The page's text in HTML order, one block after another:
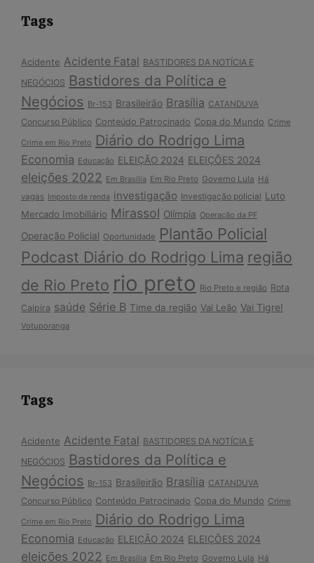
Tags
Acidente Acidente Fatal BASTIDORES DA NOTÍCIA E
NEGÓCIOS Bastidores da Política e
Negócios Br-153 Brasileirão Brasília CATANDUVA
Concurso Público Conteúdo Patrocinado Copa do Mundo Crime
Crime em Rio Preto Diário do Rodrigo Lima
Economia Educação ELEIÇÃO 2024 ELEIÇÕES 2024
eleições 2022 Em Brasília Em Rio Preto Governo Lula Há
vagas Imposto de renda investigação Investigação policial Luto
Mercado Imobiliário Mirassol Olímpia Operação da PF
Operação Policial Oportunidade Plantão Policial
Podcast Diário do Rodrigo Lima região
de Rio Preto rio preto Rio Preto e região Rota
Caipira saúde Série B Time da região Vai Leão Vai Tigre!
Votuporanga
Tags
Acidente Acidente Fatal BASTIDORES DA NOTÍCIA E
NEGÓCIOS Bastidores da Política e
Negócios Br-153 Brasileirão Brasília CATANDUVA
Concurso Público Conteúdo Patrocinado Copa do Mundo Crime
Crime em Rio Preto Diário do Rodrigo Lima
Economia Educação ELEIÇÃO 2024 ELEIÇÕES 2024
eleições 2022 Em Brasília Em Rio Preto Governo Lula Há